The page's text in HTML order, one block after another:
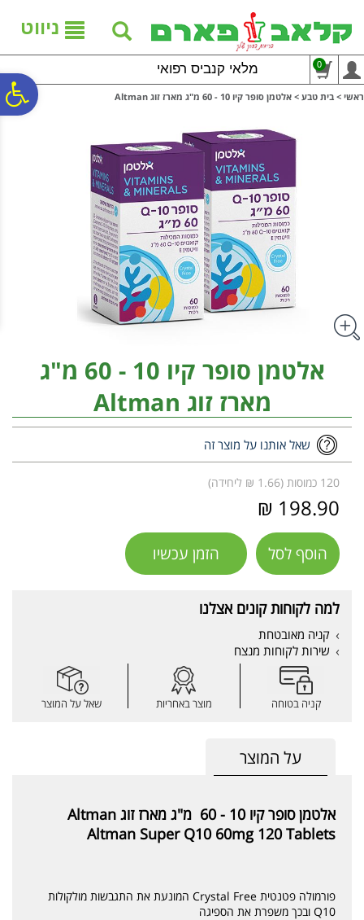
נגישות
אתר
המרכזי
ניווט
מלאי קנביס רפואי 0
ראשי > בית טבע > אלטמן סופר קיו 10 - 60 מ"ג מארז זוג Altman
אלטמן סופר קיו 10 - 60 מ"ג
מארז זוג Altman
שאל אותנו על מוצר זה
120 כמוסות (1.66 ₪ ליחידה)
198.90 ₪
הוסף לסל הזמן עכשיו
למה לקוחות קונים אצלנו
קניה מאובטחת
שירות לקוחות מנצח
קניה בטוחה מוצר באחריות שאל על המוצר
על המוצר
אלטמן סופר קיו 10 - 60 מ"ג מארז זוג Altman
Altman Super Q10 60mg 120 Tablets
פורמולה פטנטית Crystal Free המונעת את התגבשות מולקולות
Q10 ובכך משפרת את הספיגה